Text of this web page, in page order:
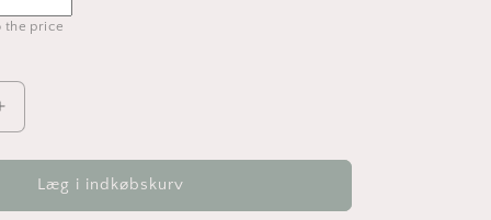
the price
Læg i indkøbskurv